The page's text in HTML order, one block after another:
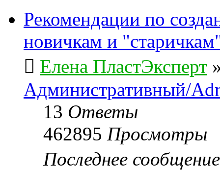
Рекомендации по
новичкам и
Елена ПластЭксперт
Административный/
13 Ответы
462895 Просмотры
Последнее